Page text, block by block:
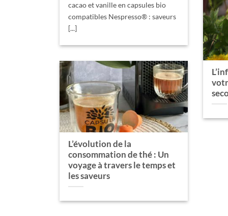
cacao et vanille en capsules bio
compatibles Nespresso® : saveurs
[...]
L’évolution de la
consommation de thé : Un
voyage à travers le temps et
les saveurs